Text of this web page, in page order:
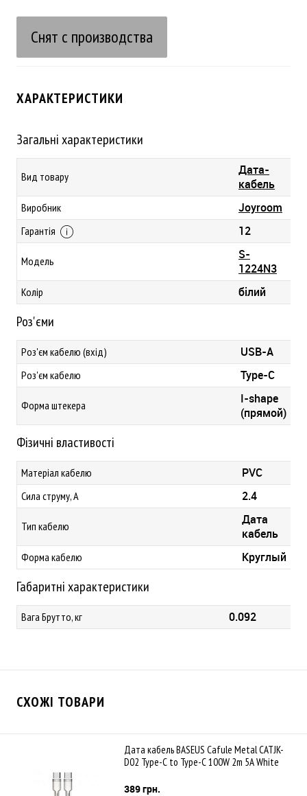
Снят с производства
ХАРАКТЕРИСТИКИ
Загальні характеристики
Вид товару
Дата-
кабель
Виробник Joyroom
Гарантія 12
Модель
S-
1224N3
Колір білий
Роз'єми
Роз'єм кабелю (вхід) USB-A
Роз'єм кабелю Type-C
Форма штекера
I-shape
(прямой)
Фізичні властивості
Матеріал кабелю PVC
Сила струму, А 2.4
Тип кабелю
Дата
кабель
Форма кабелю Круглый
Габаритні характеристики
Вага Брутто, кг 0.092
СХОЖІ ТОВАРИ
Дата кабель BASEUS Cafule Metal CATJK-
D02 Type-C to Type-C 100W 2m 5A White
389 грн.